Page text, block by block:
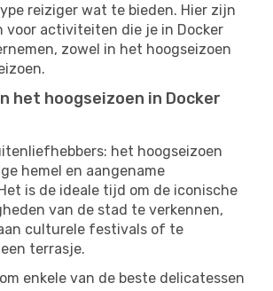
reiziger wat te bieden. Hier zijn
voor activiteiten die je in Docker
zowel in het hoogseizoen
het hoogseizoen in Docker
het hoogseizoen
hemel en aangename
is de ideale tijd om de iconische
van de stad te verkennen,
culturele festivals of te
terrasje.
enkele van de beste delicatessen